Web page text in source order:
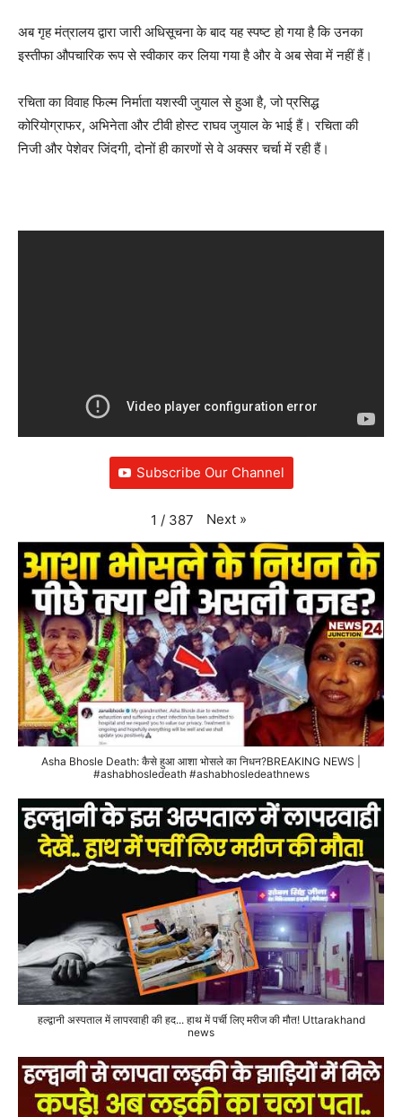
अब गृह मंत्रालय द्वारा जारी अधिसूचना के बाद यह स्पष्ट हो गया है कि उनका
इस्तीफा औपचारिक रूप से स्वीकार कर लिया गया है और वे अब सेवा में नहीं हैं।
रचिता का विवाह फिल्म निर्माता यशस्वी जुयाल से हुआ है, जो प्रसिद्ध
कोरियोग्राफर, अभिनेता और टीवी होस्ट राघव जुयाल के भाई हैं। रचिता की
निजी और पेशेवर जिंदगी, दोनों ही कारणों से वे अक्सर चर्चा में रही हैं।
Subscribe Our Channel
1 / 387 Next »
Asha Bhosle Death: कैसे हुआ आशा भोसले का निधन?BREAKING NEWS |
#ashabhosledeath #ashabhosledeathnews
हल्द्वानी अस्पताल में लापरवाही की हद... हाथ में पर्ची लिए मरीज की मौत! Uttarakhand
news